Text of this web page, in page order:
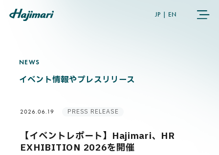
JP EN
COMPANY
NEWS
NEWS
NEWS
イベント情報やプレスリリース
2026.06.19 PRESS RELEASE
【イベントレポート】Hajimari、HR
EXHIBITION 2026を開催